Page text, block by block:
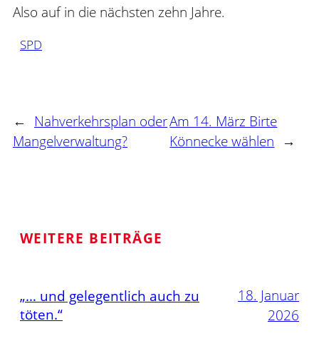
Also auf in die nächsten zehn Jahre.
SPD
←
Nahverkehrsplan oder
Mangelverwaltung?
Am 14. März Birte
Könnecke wählen →
WEITERE BEITRÄGE
„… und gelegentlich auch zu
töten.“
18. Januar
2026